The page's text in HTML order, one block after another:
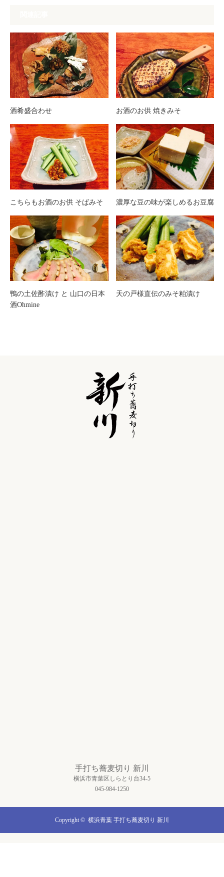
酒肴盛合わせ お酒のお供 焼きみそ
こちらもお酒のお供 そばみそ 濃厚な豆の味が楽しめるお豆腐
鴨の土佐酢漬け と 山口の日本
酒Ohmine
天の戸様直伝のみそ粕漬け
手打ち蕎麦切り 新川
横浜市青葉区しらとり台34-5
045-984-1250
Copyright © 横浜青葉 手打ち蕎麦切り 新川